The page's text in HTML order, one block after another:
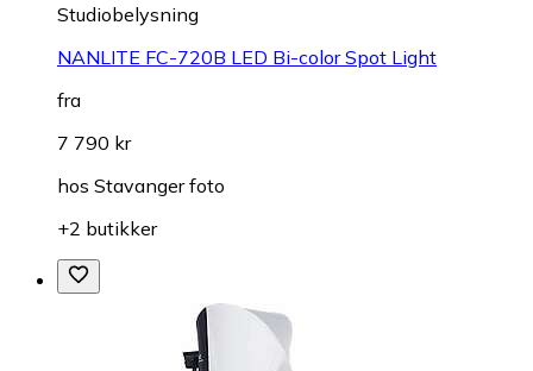
Studiobelysning
NANLITE FC-720B LED Bi-color Spot Light
fra
7 790 kr
hos Stavanger foto
+2 butikker